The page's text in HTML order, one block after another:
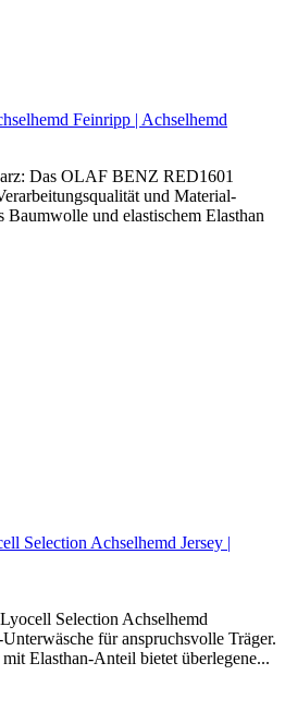
Feinripp | Achselhemd
Das OLAF BENZ RED1601
und Material-
und elastischem Elasthan
Selection Achselhemd Jersey |
Selection Achselhemd
für anspruchsvolle Träger.
Elasthan-Anteil bietet überlegene...